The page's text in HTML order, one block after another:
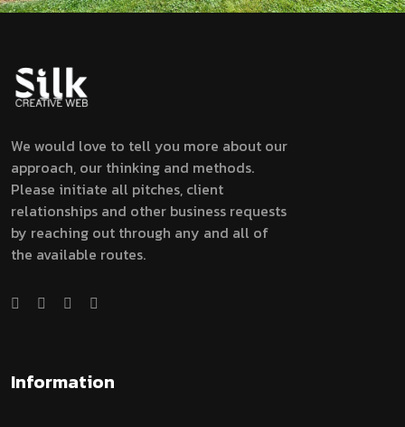
We would love to tell you more about our
approach, our thinking and methods.
Please initiate all pitches, client
relationships and other business requests
by reaching out through any and all of
the available routes.
Information